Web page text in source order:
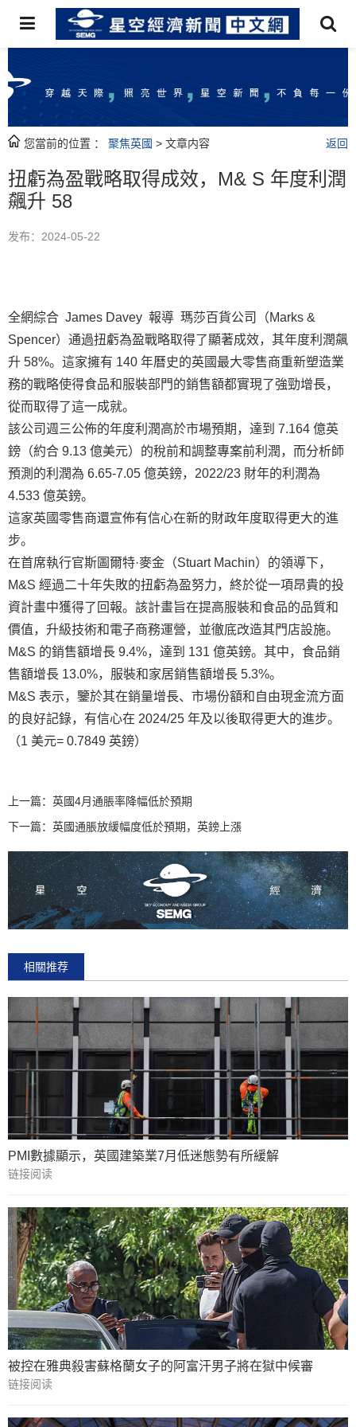
您當前的位置 ： 聚焦英國 > 文章内容 返回
扭虧為盈戰略取得成效，M& S 年度利潤
飆升 58
发布：2024-05-22
全網綜合 James Davey 報導 瑪莎百貨公司（Marks &
Spencer）通過扭虧為盈戰略取得了顯著成效，其年度利潤飆
升 58%。這家擁有 140 年曆史的英國最大零售商重新塑造業
務的戰略使得食品和服裝部門的銷售額都實現了強勁增長，
從而取得了這一成就。
該公司週三公佈的年度利潤高於市場預期，達到 7.164 億英
鎊（約合 9.13 億美元）的稅前和調整專案前利潤，而分析師
預測的利潤為 6.65-7.05 億英鎊，2022/23 財年的利潤為
4.533 億英鎊。
這家英國零售商還宣佈有信心在新的財政年度取得更大的進
步。
在首席執行官斯圖爾特·麥金（Stuart Machin）的領導下，
M&S 經過二十年失敗的扭虧為盈努力，終於從一項昂貴的投
資計畫中獲得了回報。該計畫旨在提高服裝和食品的品質和
價值，升級技術和電子商務運營，並徹底改造其門店設施。
M&S 的銷售額增長 9.4%，達到 131 億英鎊。其中，食品銷
售額增長 13.0%，服裝和家居銷售額增長 5.3%。
M&S 表示，鑒於其在銷量增長、市場份額和自由現金流方面
的良好記錄，有信心在 2024/25 年及以後取得更大的進步。
（1 美元= 0.7849 英鎊）
上一篇： 英國4月通脹率降幅低於預期
下一篇： 英國通脹放緩幅度低於預期，英鎊上漲
相關推荐
PMI數據顯示，英國建築業7月低迷態勢有所緩解
链接阅读
被控在雅典殺害蘇格蘭女子的阿富汗男子將在獄中候審
链接阅读